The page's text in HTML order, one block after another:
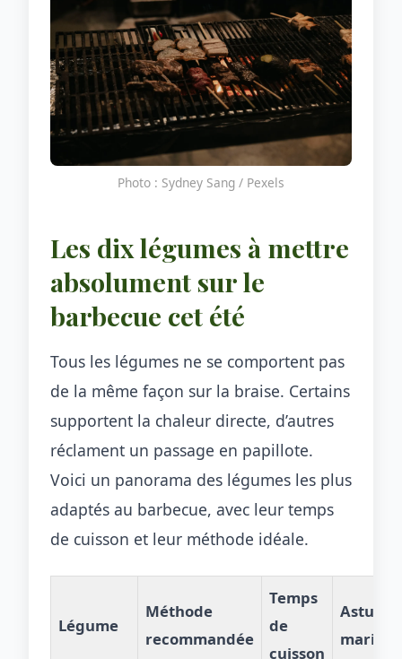
Photo : Sydney Sang / Pexels
Les dix légumes à mettre
absolument sur le
barbecue cet été
Tous les légumes ne se comportent pas
de la même façon sur la braise. Certains
supportent la chaleur directe, d’autres
réclament un passage en papillote.
Voici un panorama des légumes les plus
adaptés au barbecue, avec leur temps
de cuisson et leur méthode idéale.
Légume
Méthode
recommandée
Temps
de
cuisson
Astuce